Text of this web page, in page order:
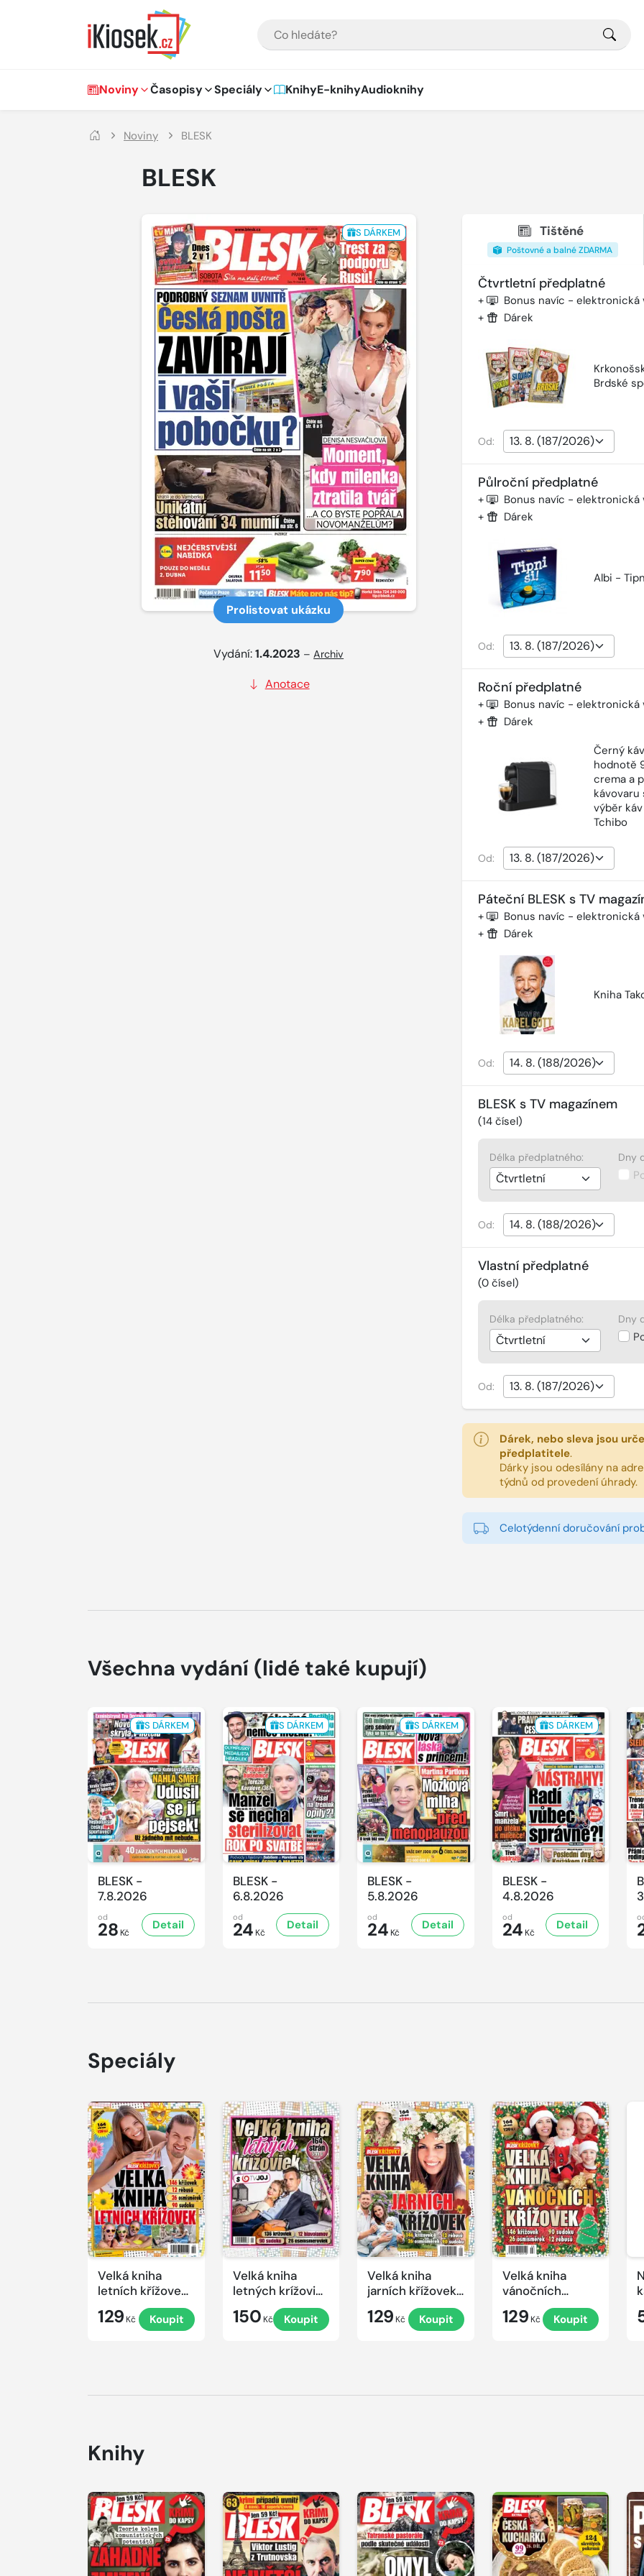
Hlavní navigace
Noviny Časopisy Speciály KnihyE-knihyAudioknihy
Noviny BLESK
BLESK
S DÁRKEM
Prolistovat ukázku
Vydání:1.4.2023 –Archiv
Anotace
Tištěné
Poštovné a balné ZDARMA
Čtvrtletní předplatné
+ Bonus navíc - elektronická
+ Dárek
Brdské
Od:
Půlroční předplatné
+ Bonus navíc - elektronická
+ Dárek
Albi -
Od:
Roční předplatné
+ Bonus navíc - elektronická
+
Dárek
Černý
hodnotě
crema a
kávovaru
výběr
Tchibo
Od:
Páteční BLESK s TV
+ Bonus navíc - elektronická
+ Dárek
Kniha
Od:
BLESK s TV magazínem
(14čísel)
Délka předplatného: Dny
Od:
Vlastní předplatné
(0čísel)
Délka předplatného: Dny
Od:
Dárek, nebo sleva jsou
předplatitele.
Dárky jsou odesílány na
týdnů od provedení úhrady.
Celotýdenní doručování
Všechna vydání (lidé také kupují)
S DÁRKEM
BLESK -
7.8.2026
od
28 Kč
Detail
S DÁRKEM
BLESK -
6.8.2026
od
24 Kč
Detail
S DÁRKEM
BLESK -
5.8.2026
od
24 Kč
Detail
S DÁRKEM
BLESK -
4.8.2026
od
24 Kč
Detail
Speciály
Velká kniha
letních křížovek
129 Kč Koupit
Velká kniha
letných krížoviek
s TV JOJ 2026
150 Kč Koupit
Velká kniha
jarních křížovek
129 Kč Koupit
Velká kniha
vánočních
křížovek 2025
129 Kč Koupit
Knihy